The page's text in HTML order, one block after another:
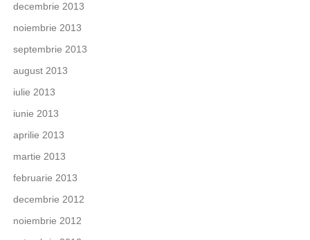
decembrie 2013
noiembrie 2013
septembrie 2013
august 2013
iulie 2013
iunie 2013
aprilie 2013
martie 2013
februarie 2013
decembrie 2012
noiembrie 2012